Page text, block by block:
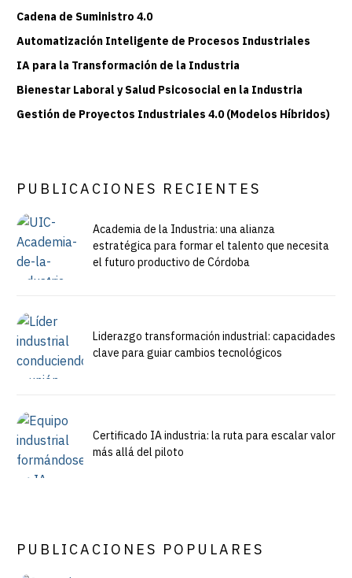
Cadena de Suministro 4.0
Automatización Inteligente de Procesos Industriales
IA para la Transformación de la Industria
Bienestar Laboral y Salud Psicosocial en la Industria
Gestión de Proyectos Industriales 4.0 (Modelos Híbridos)
PUBLICACIONES RECIENTES
Academia de la Industria: una alianza
estratégica para formar el talento que necesita
el futuro productivo de Córdoba
Liderazgo transformación industrial: capacidades
clave para guiar cambios tecnológicos
Certificado IA industria: la ruta para escalar valor
más allá del piloto
PUBLICACIONES POPULARES